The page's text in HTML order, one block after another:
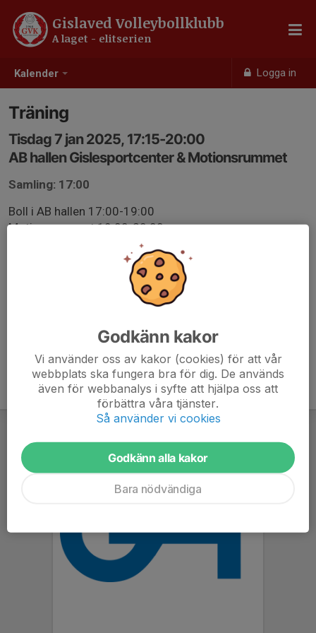
Kalender Logga in
Gislaved Volleybollklubb
A laget - elitserien
Träning
Tisdag 7 jan 2025, 17:15-20:00
AB hallen Gislesportcenter & Motionsrummet
Samling: 17:00
Boll i AB hallen 17:00-19:00
Motionsrummet 19:00-20:00
Godkänn kakor
Vi använder oss av kakor (cookies) för att vår
webbplats ska fungera bra för dig. De används
även för webbanalys i syfte att hjälpa oss att
förbättra våra tjänster.
Så använder vi cookies
Godkänn alla kakor
Bara nödvändiga